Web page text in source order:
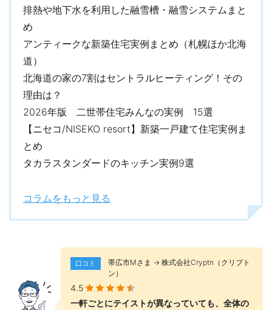
排熱や地下水を利用した融雪槽・融雪システムまと
め
アンティークな新築住宅実例まとめ（札幌ほか北海
道）
北海道の家の7割はセントラルヒーティング！その
理由は？
2026年版 二世帯住宅みんなの実例 15選
【ニセコ/NISEKO resort】新築一戸建て住宅実例ま
とめ
タカラスタンダードのキッチン実例9選
コラムをもっと見る
口コミ
帯広市Mさま → 株式会社Cryptn（クリプト
ン）
4.5
一軒ごとにテイストが異なっていても、全体の